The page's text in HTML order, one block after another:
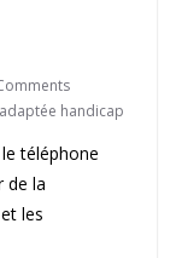
handicap
téléphone
de la
les